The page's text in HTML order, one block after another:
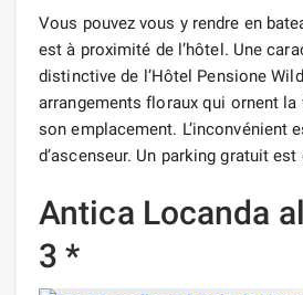
Vous pouvez vous y rendre en
est à proximité de l’hôtel. Une
distinctive de l’Hôtel Pensione
arrangements floraux qui ornent la
son emplacement. L’inconvénient
d’ascenseur. Un parking gratuit
Antica Locanda
3 *